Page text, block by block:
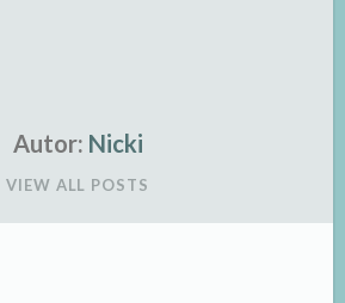
Autor: Nicki
VIEW ALL POSTS